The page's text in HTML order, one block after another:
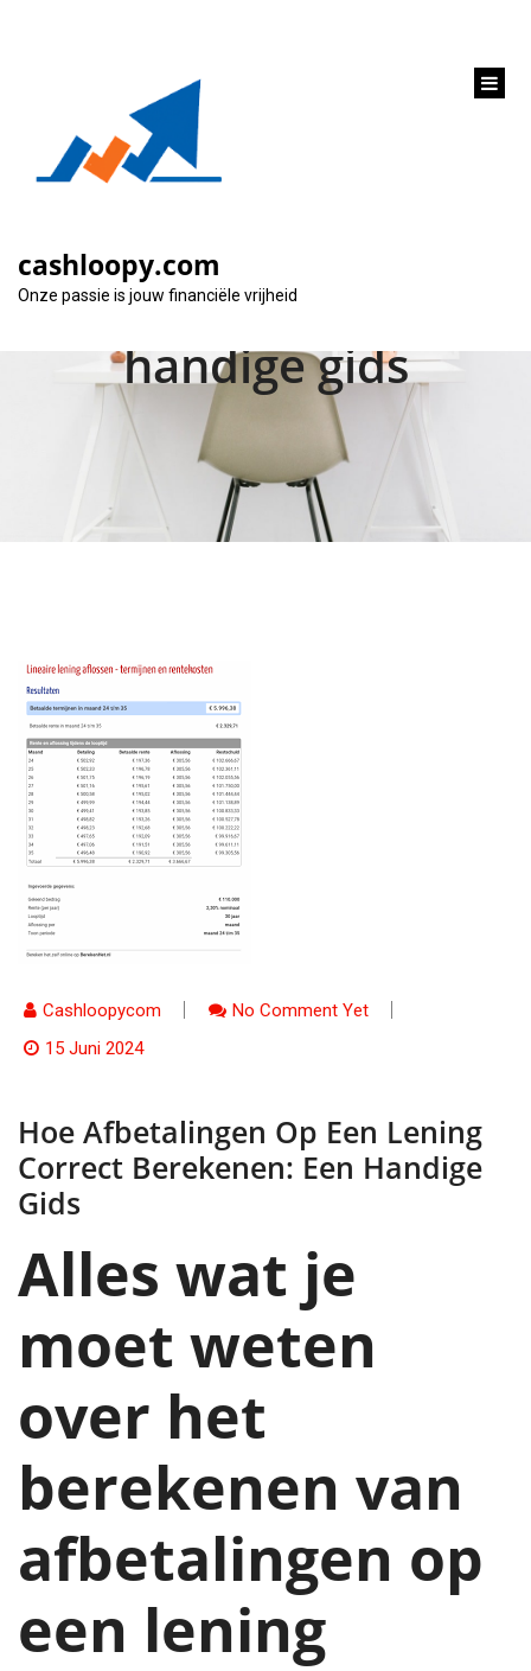
cashloopy.com
Onze passie is jouw financiële vrijheid
Hoe afbetalingen op
een lening correct
berekenen: een
handige gids
Cashloopycom
No Comment Yet
15 Juni 2024
Hoe Afbetalingen Op Een Lening
Correct Berekenen: Een Handige
Gids
Alles wat je
moet weten
over het
berekenen van
afbetalingen op
een lening